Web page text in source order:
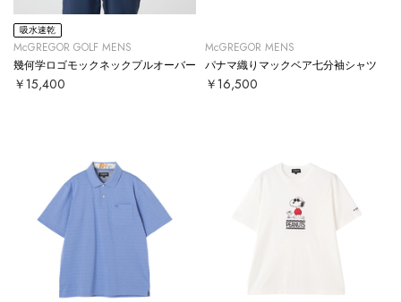
吸水速乾
McGREGOR GOLF MENS
幾何学ロゴモックネックプルオーバー
￥15,400
McGREGOR MENS
パナマ織りマックベア七分袖シャツ
￥16,500